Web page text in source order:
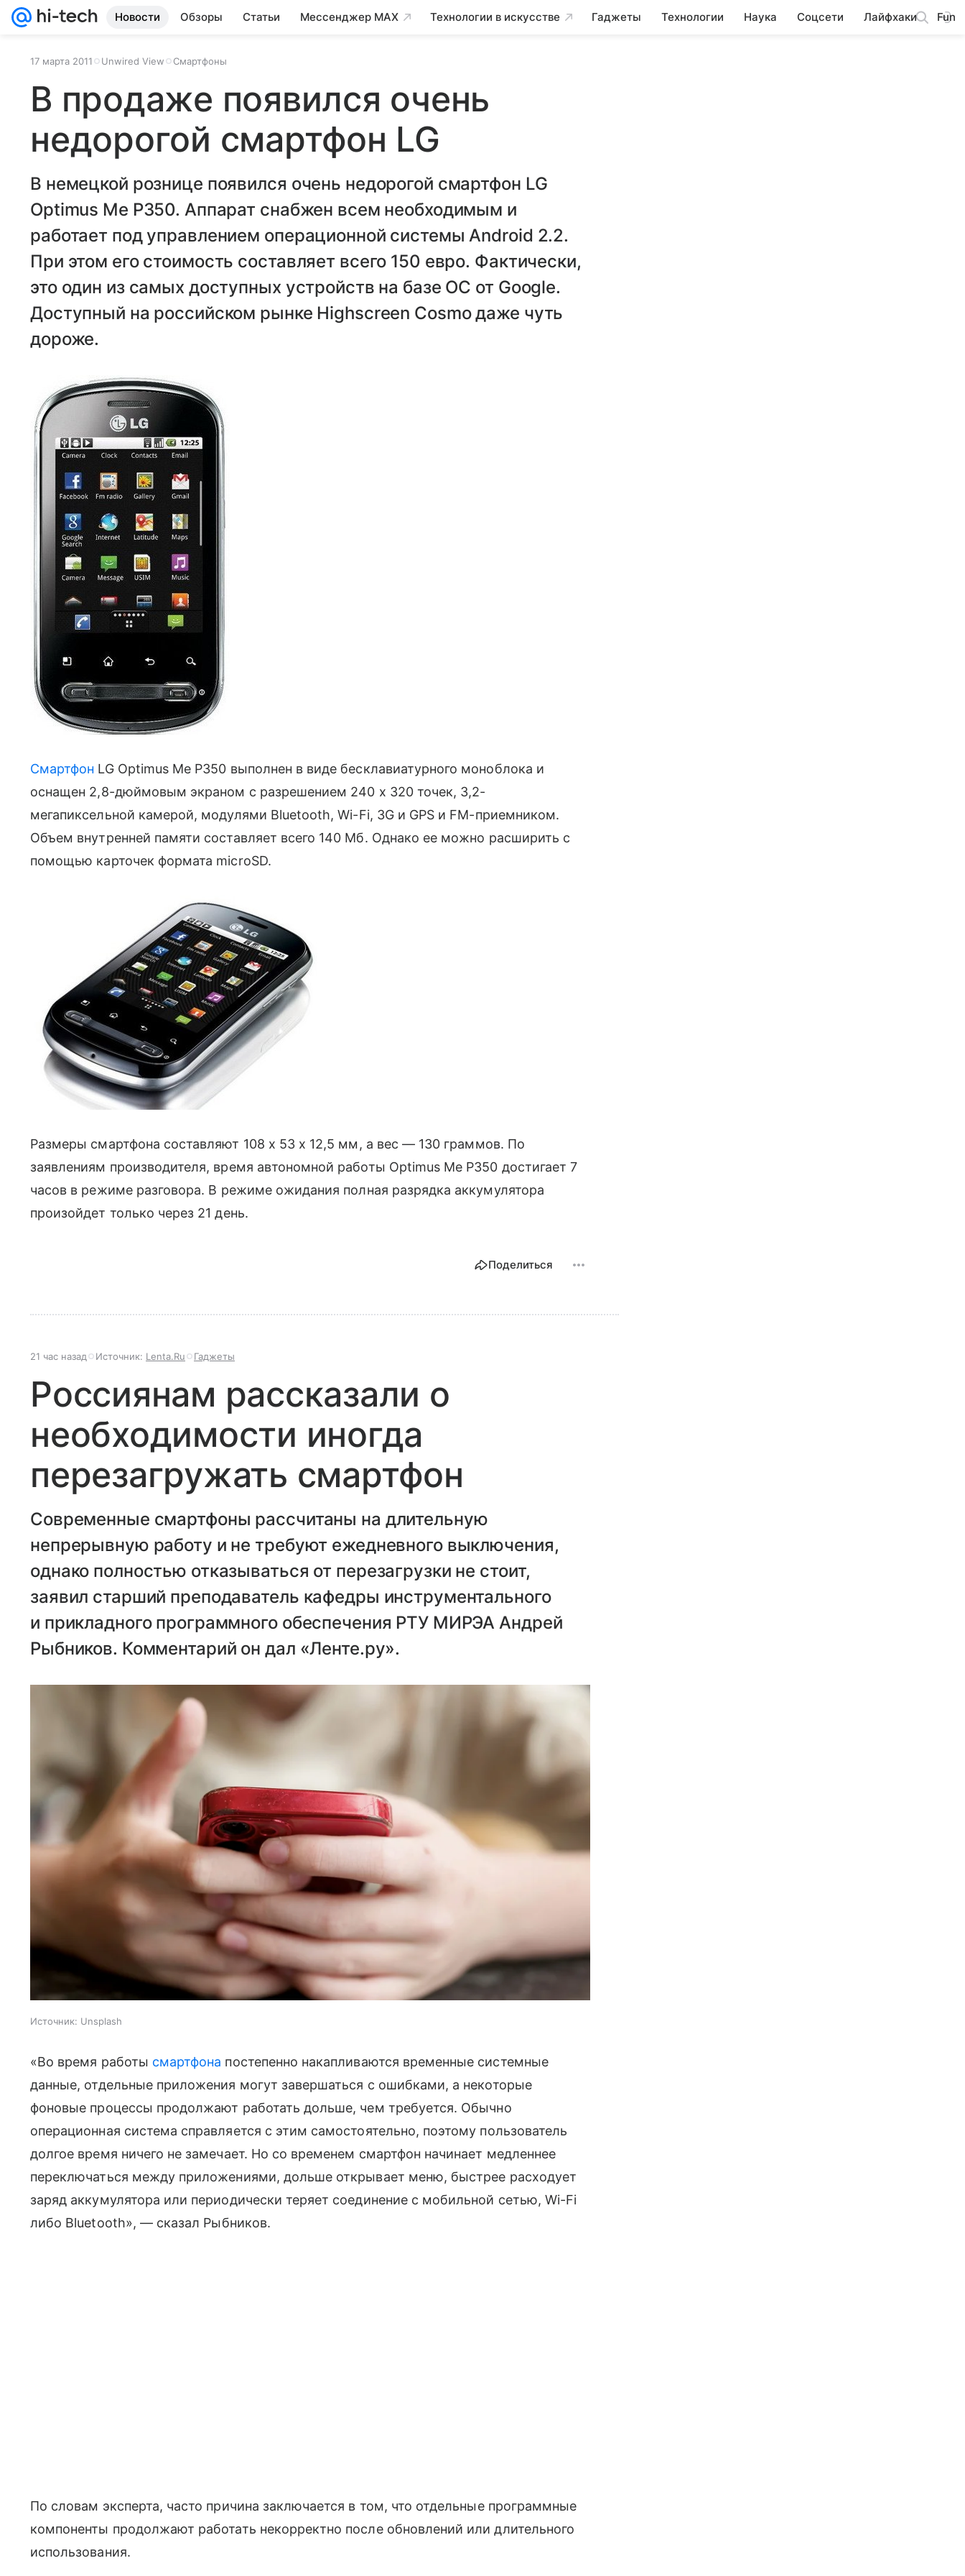
Новости Обзоры Статьи Мессенджер MAX Технологии в искусстве Гаджеты Технологии Наука Соцсети Лайфхаки Fun
17 марта 2011 Unwired View Смартфоны
В продаже появился очень
недорогой смартфон LG
В немецкой рознице появился очень недорогой смартфон LG
Optimus Me P350. Аппарат снабжен всем необходимым и
работает под управлением операционной системы Android 2.2.
При этом его стоимость составляет всего 150 евро. Фактически,
это один из самых доступных устройств на базе ОС от Google.
Доступный на российском рынке Highscreen Cosmo даже чуть
дороже.
Смартфон LG Optimus Me P350 выполнен в виде бесклавиатурного моноблока и
оснащен 2,8-дюймовым экраном с разрешением 240 x 320 точек, 3,2-
мегапиксельной камерой, модулями Bluetooth, Wi-Fi, 3G и GPS и FM-приемником.
Объем внутренней памяти составляет всего 140 Мб. Однако ее можно расширить с
помощью карточек формата microSD.
Размеры смартфона составляют 108 x 53 x 12,5 мм, а вес — 130 граммов. По
заявлениям производителя, время автономной работы Optimus Me P350 достигает 7
часов в режиме разговора. В режиме ожидания полная разрядка аккумулятора
произойдет только через 21 день.
Поделиться
21 час назад Источник: Lenta.Ru Гаджеты
Россиянам рассказали о
необходимости иногда
перезагружать смартфон
Современные смартфоны рассчитаны на длительную
непрерывную работу и не требуют ежедневного выключения,
однако полностью отказываться от перезагрузки не стоит,
заявил старший преподаватель кафедры инструментального
и прикладного программного обеспечения РТУ МИРЭА Андрей
Рыбников. Комментарий он дал «Ленте.ру».
Источник: Unsplash
«Во время работы смартфона постепенно накапливаются временные системные
данные, отдельные приложения могут завершаться с ошибками, а некоторые
фоновые процессы продолжают работать дольше, чем требуется. Обычно
операционная система справляется с этим самостоятельно, поэтому пользователь
долгое время ничего не замечает. Но со временем смартфон начинает медленнее
переключаться между приложениями, дольше открывает меню, быстрее расходует
заряд аккумулятора или периодически теряет соединение с мобильной сетью, Wi-Fi
либо Bluetooth», — сказал Рыбников.
По словам эксперта, часто причина заключается в том, что отдельные программные
компоненты продолжают работать некорректно после обновлений или длительного
использования.